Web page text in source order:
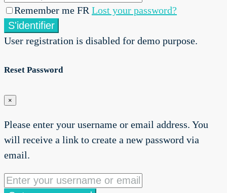
Remember me FR Lost your password?
S'identifier
User registration is disabled for demo purpose.
Reset Password
×
Please enter your username or email address. You
will receive a link to create a new password via
email.